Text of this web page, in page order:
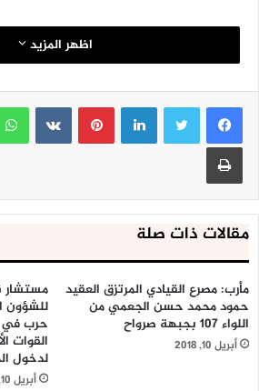
اظهر المزيد
لينكدإنبينتيريست
طباعة
مقالات ذات صلة
مأرب: مصرع القيادي المرتزق العقيد
حمود محمد حسن الجعمي من
اللواء 107 بجبهة صرواح ‎
أبريل 10, 2018
مستشار
للشؤون
حرب في
القوات
لدخول
أبريل 10, 2019